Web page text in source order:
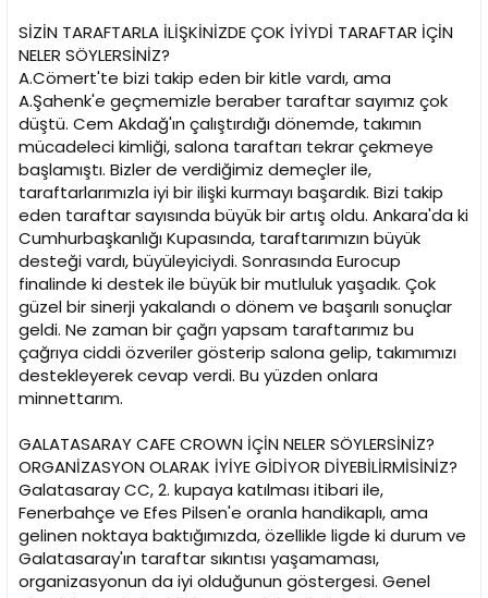
SİZİN TARAFTARLA İLİŞKİNİZDE ÇOK İYİYDİ TARAFTAR İÇİN
NELER SÖYLERSİNİZ?
A.Cömert'te bizi takip eden bir kitle vardı, ama
A.Şahenk'e geçmemizle beraber taraftar sayımız çok
düştü. Cem Akdağ'ın çalıştırdığı dönemde, takımın
mücadeleci kimliği, salona taraftarı tekrar çekmeye
başlamıştı. Bizler de verdiğimiz demeçler ile,
taraftarlarımızla iyi bir ilişki kurmayı başardık. Bizi takip
eden taraftar sayısında büyük bir artış oldu. Ankara'da ki
Cumhurbaşkanlığı Kupasında, taraftarımızın büyük
desteği vardı, büyüleyiciydi. Sonrasında Eurocup
finalinde ki destek ile büyük bir mutluluk yaşadık. Çok
güzel bir sinerji yakalandı o dönem ve başarılı sonuçlar
geldi. Ne zaman bir çağrı yapsam taraftarımız bu
çağrıya ciddi özveriler gösterip salona gelip, takımımızı
destekleyerek cevap verdi. Bu yüzden onlara
minnettarım.
GALATASARAY CAFE CROWN İÇİN NELER SÖYLERSİNİZ?
ORGANİZASYON OLARAK İYİYE GİDİYOR DİYEBİLİRMİSİNİZ?
Galatasaray CC, 2. kupaya katılması itibari ile,
Fenerbahçe ve Efes Pilsen'e oranla handikaplı, ama
gelinen noktaya baktığımızda, özellikle ligde ki durum ve
Galatasaray'ın taraftar sıkıntısı yaşamaması,
organizasyonun da iyi olduğunun göstergesi. Genel